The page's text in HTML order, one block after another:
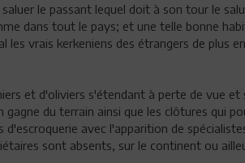
le passant lequel doit à son tour le
dans tout le pays; et une telle bonne
vrais kerkeniens des étrangers de plus
et d'oliviers s'étendant à perte de vue et
du terrain ainsi que les clôtures qui
avec l'apparition de
sont absents, sur le continent ou